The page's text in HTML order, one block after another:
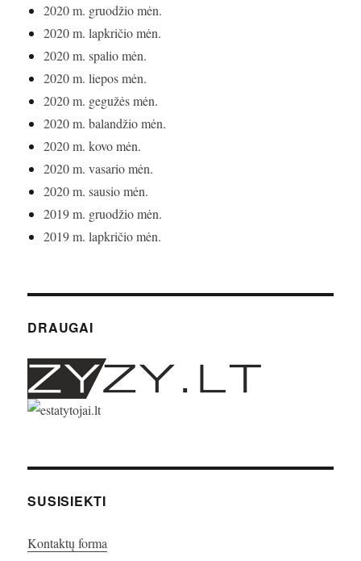
2020 m. gruodžio mėn.
2020 m. lapkričio mėn.
2020 m. spalio mėn.
2020 m. liepos mėn.
2020 m. gegužės mėn.
2020 m. balandžio mėn.
2020 m. kovo mėn.
2020 m. vasario mėn.
2020 m. sausio mėn.
2019 m. gruodžio mėn.
2019 m. lapkričio mėn.
DRAUGAI
SUSISIEKTI
Kontaktų forma